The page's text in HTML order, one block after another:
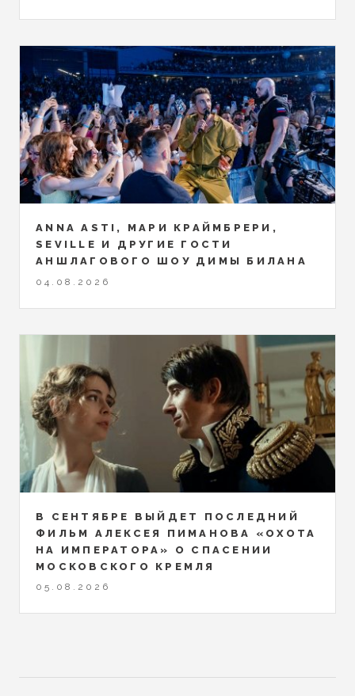
ANNA ASTI, МАРИ КРАЙМБРЕРИ,
SEVILLE И ДРУГИЕ ГОСТИ
АНШЛАГОВОГО ШОУ ДИМЫ БИЛАНА
04.08.2026
В СЕНТЯБРЕ ВЫЙДЕТ ПОСЛЕДНИЙ
ФИЛЬМ АЛЕКСЕЯ ПИМАНОВА «ОХОТА
НА ИМПЕРАТОРА» О СПАСЕНИИ
МОСКОВСКОГО КРЕМЛЯ
05.08.2026